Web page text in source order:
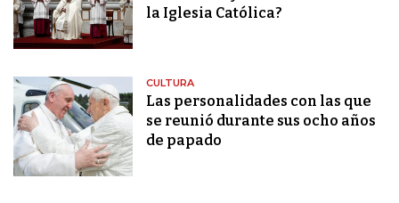
la Iglesia Católica?
CULTURA
Las personalidades con las que
se reunió durante sus ocho años
de papado